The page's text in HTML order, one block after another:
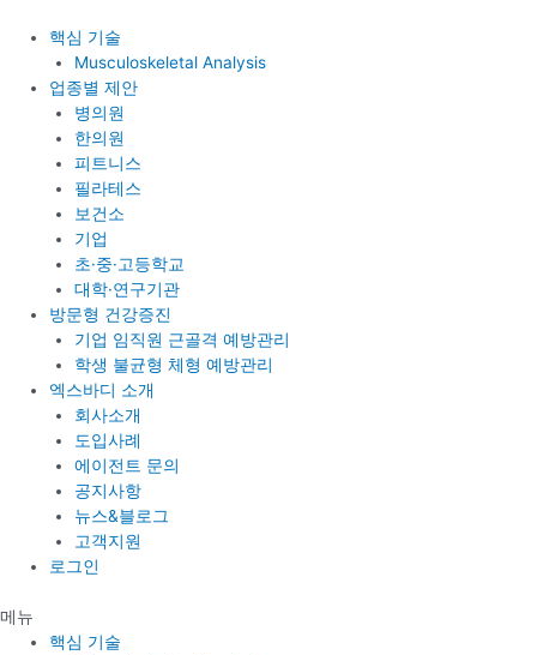
핵심 기술
Musculoskeletal Analysis
업종별 제안
병의원
한의원
피트니스
필라테스
보건소
기업
초·중·고등학교
대학·연구기관
방문형 건강증진
기업 임직원 근골격 예방관리
학생 불균형 체형 예방관리
엑스바디 소개
회사소개
도입사례
에이전트 문의
공지사항
뉴스&블로그
고객지원
로그인
메뉴
핵심 기술